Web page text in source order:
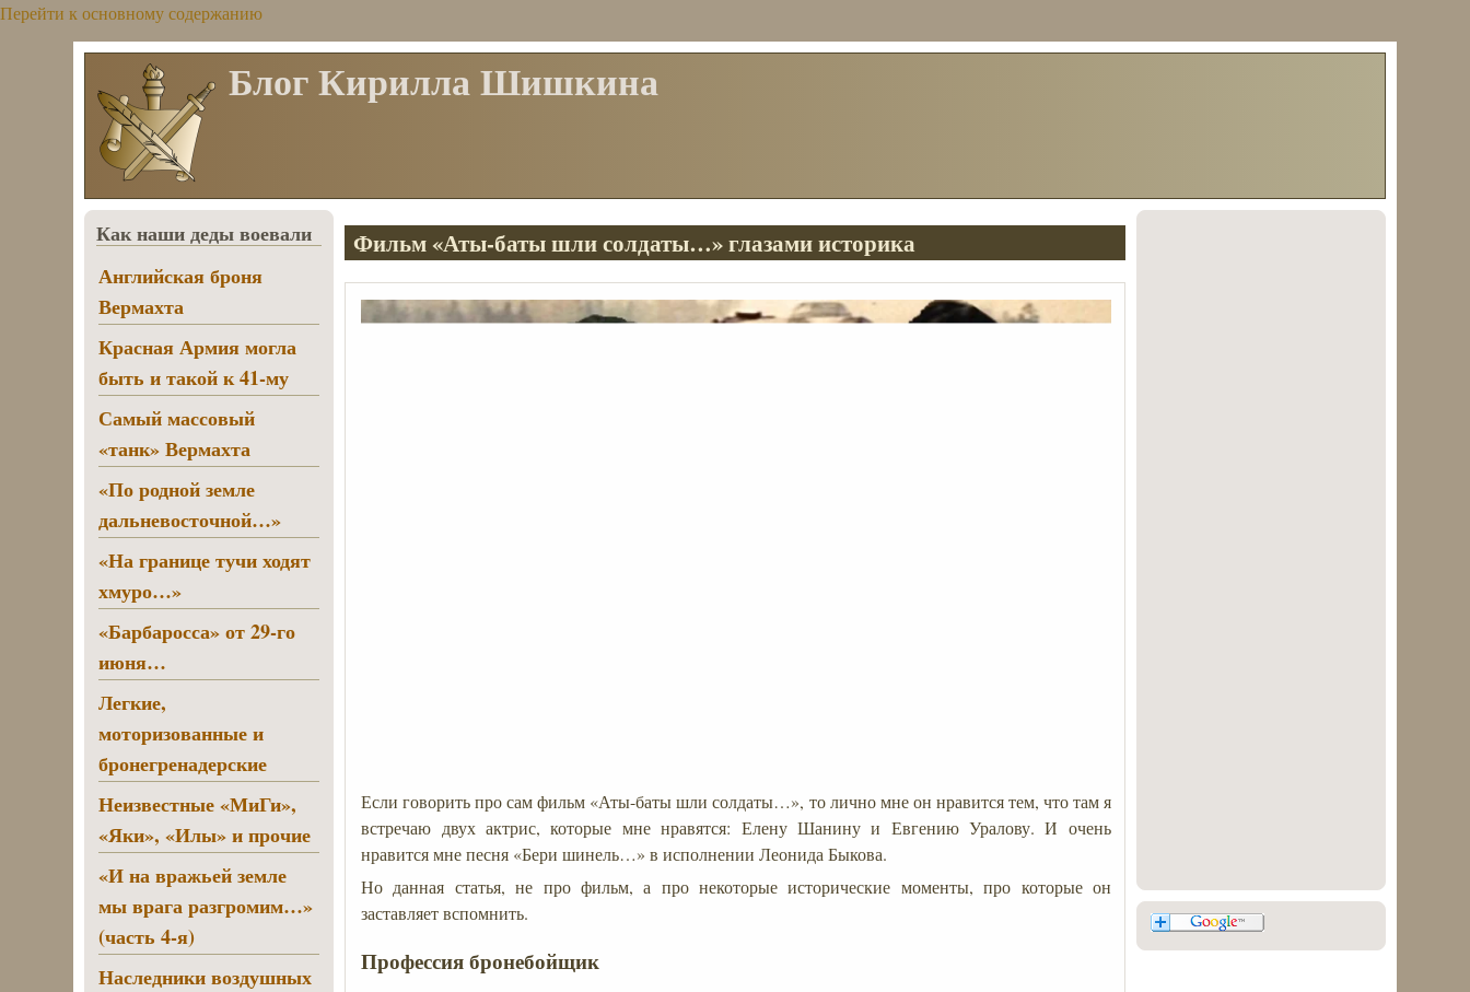
Перейти к основному содержанию
Блог Кирилла Шишкина
Фильм «Аты-баты шли солдаты…» глазами историка
Если говорить про сам фильм «Аты-баты шли солдаты…», то лично мне он нравится тем, что там я
встречаю двух актрис, которые мне нравятся: Елену Шанину и Евгению Уралову. И очень
нравится мне песня «Бери шинель…» в исполнении Леонида Быкова.
Но данная статья, не про фильм, а про некоторые исторические моменты, про которые он
заставляет вспомнить.
Профессия бронебойщик
Как наши деды воевали
Английская броня
Вермахта
Красная Армия могла
быть и такой к 41-му
Самый массовый
«танк» Вермахта
«По родной земле
дальневосточной…»
«На границе тучи ходят
хмуро…»
«Барбаросса» от 29-го
июня…
Легкие,
моторизованные и
бронегренадерские
Неизвестные «МиГи»,
«Яки», «Илы» и прочие
«И на вражьей земле
мы врага разгромим…»
(часть 4-я)
Наследники воздушных